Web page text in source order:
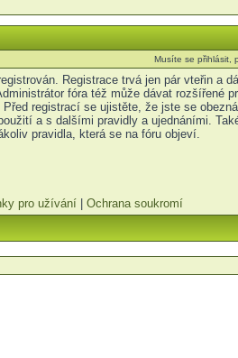
Musíte se přihlásit,
Registrace trvá jen pár vteřin a
fóra též může dávat rozšířené
registrací se ujistěte, že jste se
a s dalšími pravidly a ujednáními.
pravidla, která se na fóru objeví.
pro užívání Ochrana soukromí